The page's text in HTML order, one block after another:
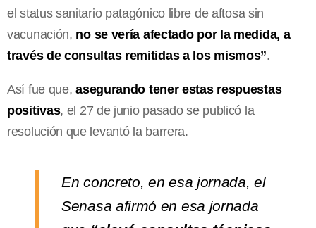
el status sanitario patagónico libre de aftosa sin
vacunación, no se vería afectado por la medida, a
través de consultas remitidas a los mismos”.
Así fue que,asegurando tener estas respuestas
positivas, el 27 de junio pasado se publicó la
resolución que levantó la barrera.
En concreto, en esa jornada, el
Senasa afirmó en esa jornada